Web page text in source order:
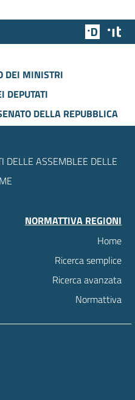
Team
DEI MINISTRI
DEPUTATI
DELLA REPUBBLICA
DELLE ASSEMBLEE DELLE
NORMATTIVA REGIONI
Home
Ricerca semplice
Ricerca avanzata
Normattiva